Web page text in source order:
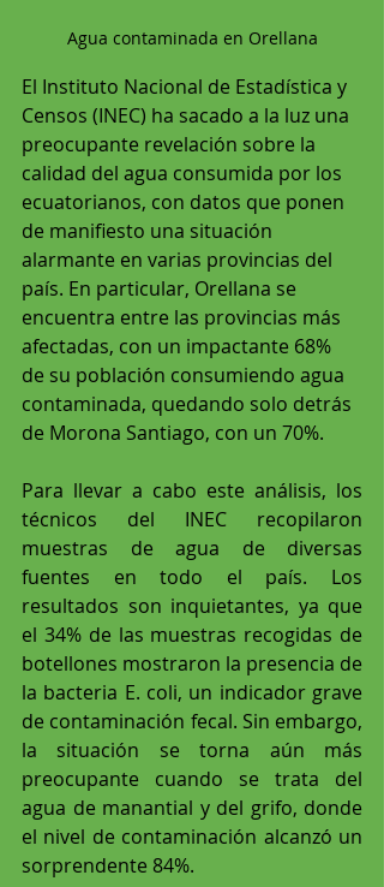
Agua contaminada en Orellana
El Instituto Nacional de Estadística y
Censos (INEC) ha sacado a la luz una
preocupante revelación sobre la
calidad del agua consumida por los
ecuatorianos, con datos que ponen
de manifiesto una situación
alarmante en varias provincias del
país. En particular, Orellana se
encuentra entre las provincias más
afectadas, con un impactante 68%
de su población consumiendo agua
contaminada, quedando solo detrás
de Morona Santiago, con un 70%.
Para llevar a cabo este análisis, los
técnicos del INEC recopilaron
muestras de agua de diversas
fuentes en todo el país. Los
resultados son inquietantes, ya que
el 34% de las muestras recogidas de
botellones mostraron la presencia de
la bacteria E. coli, un indicador grave
de contaminación fecal. Sin embargo,
la situación se torna aún más
preocupante cuando se trata del
agua de manantial y del grifo, donde
el nivel de contaminación alcanzó un
sorprendente 84%.